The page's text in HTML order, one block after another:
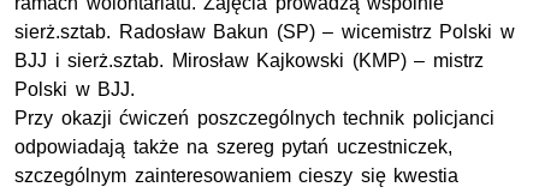
sierż.sztab. Radosław Bakun (SP) – wicemistrz Polski w
BJJ i sierż.sztab. Mirosław Kajkowski (KMP) – mistrz
Polski w BJJ.
Przy okazji ćwiczeń poszczególnych technik policjanci
odpowiadają także na szereg pytań uczestniczek,
szczególnym zainteresowaniem cieszy się kwestia